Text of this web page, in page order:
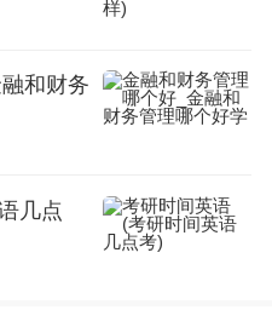
分数线
为44366。
和财务
几点